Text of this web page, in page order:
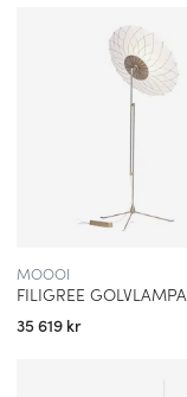
MOOOI
FILIGREE GOLVLAMPA
35 619 kr